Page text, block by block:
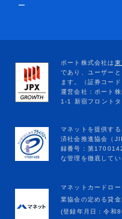
ー
マネットカードロ
業協会の定める貸
(登録年月日：令和